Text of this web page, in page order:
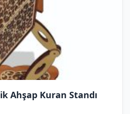
Ahşap Kuran Standı